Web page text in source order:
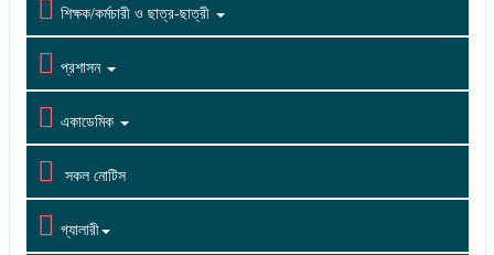
 শিক্ষক/কর্মচারী ও ছাত্র-ছাত্রী
 প্রশাসন
 একাডেমিক
 সকল নোটিস
 গ্যালারী